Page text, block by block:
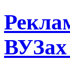
ВУЗах